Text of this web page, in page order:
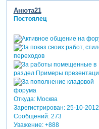
Анюта21
Постоялец
Откуда:Москва
Зарегистрирован: 25-10-2012
Сообщений:273
Уважение: +888